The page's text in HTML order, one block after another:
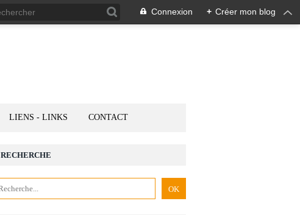
Connexion + Créer mon blog
LIENS - LINKS CONTACT
RECHERCHE